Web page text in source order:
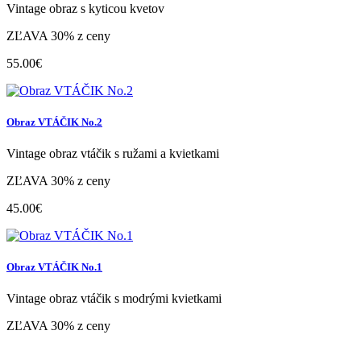
Vintage obraz s kyticou kvetov
ZĽAVA 30% z ceny
55.00€
Obraz VTÁČIK No.2
Vintage obraz vtáčik s ružami a kvietkami
ZĽAVA 30% z ceny
45.00€
Obraz VTÁČIK No.1
Vintage obraz vtáčik s modrými kvietkami
ZĽAVA 30% z ceny